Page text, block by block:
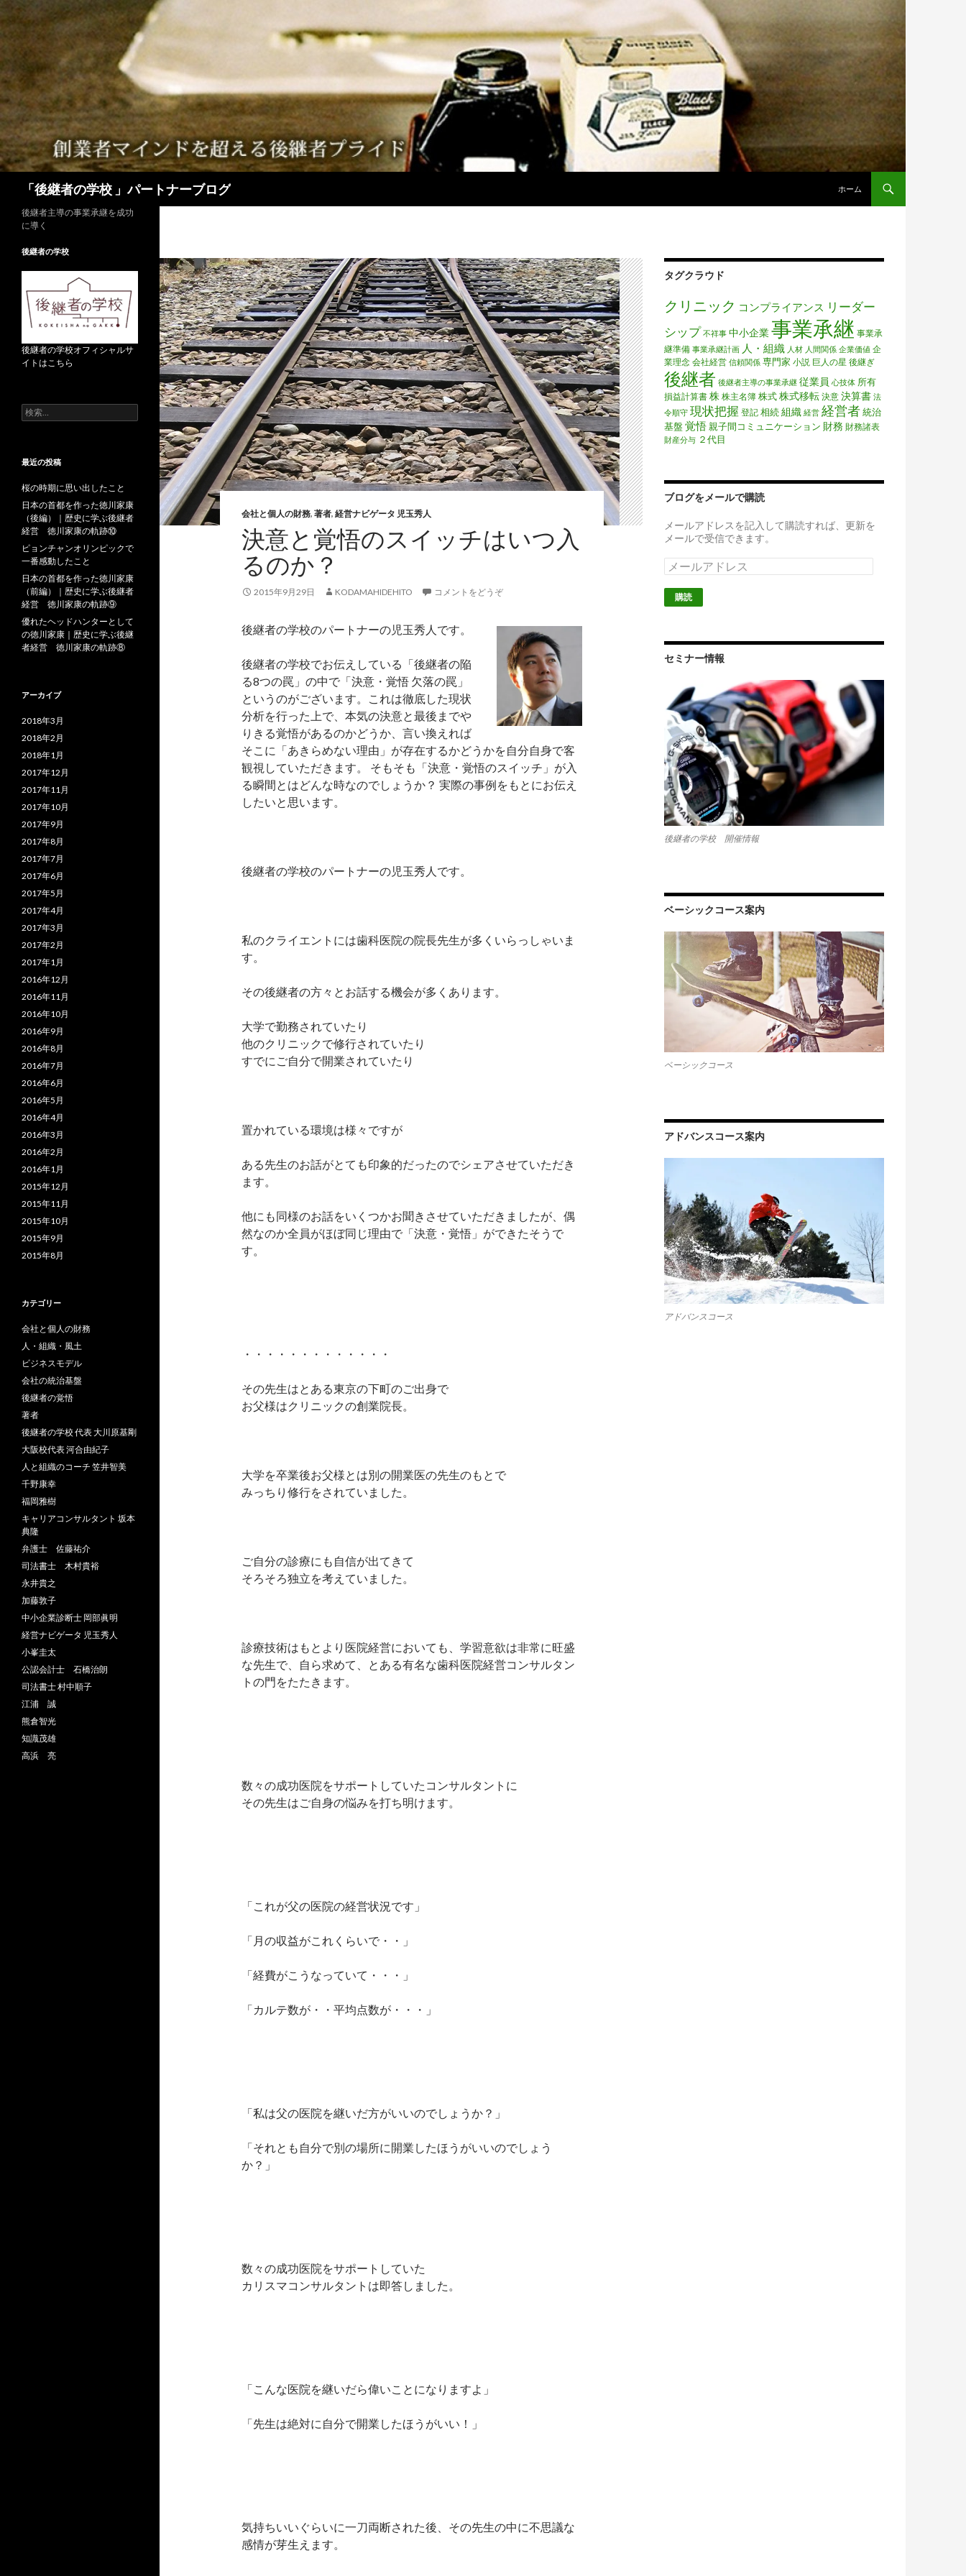
「後継者の学校 」パートナーブログ
ホーム
会社と個人の財務, 著者, 経営ナビゲータ 児玉秀人
決意と覚悟のスイッチはいつ入
るのか？
2015年9月29日 KODAMAHIDEHITO コメントをどうぞ
後継者の学校のパートナーの児玉秀人です。
後継者の学校でお伝えしている「後継者の陥
る8つの罠」の中で「決意・覚悟 欠落の罠」
というのがございます。これは徹底した現状
分析を行った上で、本気の決意と最後までや
りきる覚悟があるのかどうか、言い換えれば
そこに「あきらめない理由」が存在するかどうかを自分自身で客
観視していただきます。 そもそも「決意・覚悟のスイッチ」が入
る瞬間とはどんな時なのでしょうか？ 実際の事例をもとにお伝え
したいと思います。
後継者の学校のパートナーの児玉秀人です。
私のクライエントには歯科医院の院長先生が多くいらっしゃいま
す。
その後継者の方々とお話する機会が多くあります。
大学で勤務されていたり
他のクリニックで修行されていたり
すでにご自分で開業されていたり
置かれている環境は様々ですが
ある先生のお話がとても印象的だったのでシェアさせていただき
ます。
他にも同様のお話をいくつかお聞きさせていただきましたが、偶
然なのか全員がほぼ同じ理由で「決意・覚悟」ができたそうで
す。
・・・・・・・・・・・・・
その先生はとある東京の下町のご出身で
お父様はクリニックの創業院長。
大学を卒業後お父様とは別の開業医の先生のもとで
みっちり修行をされていました。
ご自分の診療にも自信が出てきて
そろそろ独立を考えていました。
診療技術はもとより医院経営においても、学習意欲は非常に旺盛
な先生で、自ら求めて、とある有名な歯科医院経営コンサルタン
トの門をたたきます。
数々の成功医院をサポートしていたコンサルタントに
その先生はご自身の悩みを打ち明けます。
「これが父の医院の経営状況です」
「月の収益がこれくらいで・・」
「経費がこうなっていて・・・」
「カルテ数が・・平均点数が・・・」
「私は父の医院を継いだ方がいいのでしょうか？」
「それとも自分で別の場所に開業したほうがいいのでしょう
か？」
数々の成功医院をサポートしていた
カリスマコンサルタントは即答しました。
「こんな医院を継いだら偉いことになりますよ」
「先生は絶対に自分で開業したほうがいい！」
気持ちいいぐらいに一刀両断された後、その先生の中に不思議な
感情が芽生えます。
タグクラウド
クリニック コンプライアンス リーダー
シップ 不祥事 中小企業事業承継 事業承
継準備 事業承継計画 人・組織 人材 人間関係 企業価値 企
業理念 会社経営 信頼関係 専門家 小説 巨人の星 後継ぎ
後継者 後継者主導の事業承継 従業員 心技体 所有
損益計算書 株 株主名簿 株式株式移転 決意 決算書 法
令順守 現状把握 登記 相続組織 経営 経営者統治
基盤覚悟親子間コミュニケーション 財務 財務諸表
財産分与 ２代目
ブログをメールで購読
メールアドレスを記入して購読すれば、更新を
メールで受信できます。
メ
ー
ル
ア
ス
セミナー情報
後継者の学校 開催情報
ベーシックコース案内
ベーシックコース
アドバンスコース案内
アドバンスコース
後継者主導の事業承継を成功
に導く
後継者の学校
後継者の学校オフィシャルサ
イトはこちら
検
索
最近の投稿
桜の時期に思い出したこと
日本の首都を作った徳川家康
（後編）｜歴史に学ぶ後継者
経営 徳川家康の軌跡⑩
ピョンチャンオリンピックで
一番感動したこと
日本の首都を作った徳川家康
（前編）｜歴史に学ぶ後継者
経営 徳川家康の軌跡⑨
優れたヘッドハンターとして
の徳川家康｜歴史に学ぶ後継
者経営 徳川家康の軌跡⑧
アーカイブ
2018年3月
2018年2月
2018年1月
2017年12月
2017年11月
2017年10月
2017年9月
2017年8月
2017年7月
2017年6月
2017年5月
2017年4月
2017年3月
2017年2月
2017年1月
2016年12月
2016年11月
2016年10月
2016年9月
2016年8月
2016年7月
2016年6月
2016年5月
2016年4月
2016年3月
2016年2月
2016年1月
2015年12月
2015年11月
2015年10月
2015年9月
2015年8月
カテゴリー
会社と個人の財務
人・組織・風土
ビジネスモデル
会社の統治基盤
後継者の覚悟
著者
後継者の学校 代表 大川原基剛
大阪校代表 河合由紀子
人と組織のコーチ 笠井智美
千野康幸
福岡雅樹
キャリアコンサルタント 坂本
典隆
弁護士 佐藤祐介
司法書士 木村貴裕
永井貴之
加藤敦子
中小企業診断士 岡部眞明
経営ナビゲータ 児玉秀人
小峯圭太
公認会計士 石橋治朗
司法書士 村中順子
江浦 誠
熊倉智光
知識茂雄
高浜 亮